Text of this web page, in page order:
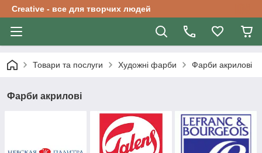
Creative - все для творчих людей
Товари та послуги Художні фарби Фарби акрилові
Фарби акрилові